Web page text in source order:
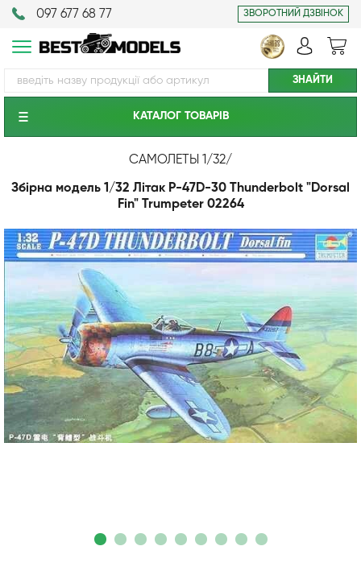
097 677 68 77 ЗВОРОТНИЙ ДЗВІНОК
КАТАЛОГ ТОВАРIВ
САМОЛЕТЫ 1/32/
Збірна модель 1/32 Літак P-47D-30 Thunderbolt "Dorsal
Fin" Trumpeter 02264